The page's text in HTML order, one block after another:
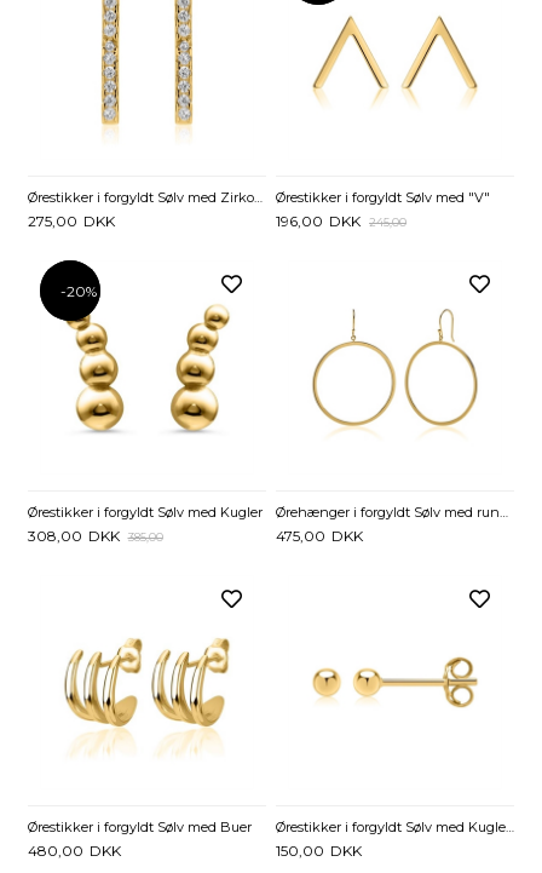
Ørestikker i forgyldt Sølv med Zirkoniasten
275,00 DKK
Ørestikker i forgyldt Sølv med "V"
196,00 DKK 245,00
-20%
-20%
Ørestikker i forgyldt Sølv med Kugler
308,00 DKK 385,00
Ørehænger i forgyldt Sølv med runde Ringe
475,00 DKK
Ørestikker i forgyldt Sølv med Buer
480,00 DKK
Ørestikker i forgyldt Sølv med Kugle - 3 mm
150,00 DKK